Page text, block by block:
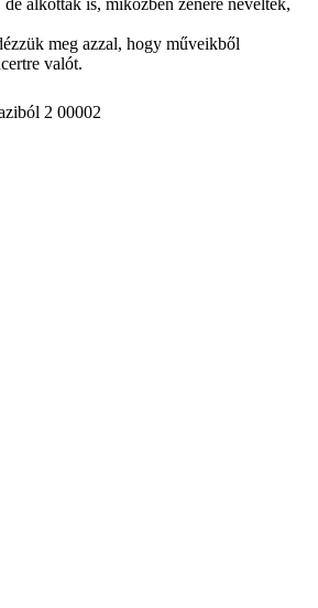
alkottak is, miközben zenére neveltek,
meg azzal, hogy műveikből
valót.